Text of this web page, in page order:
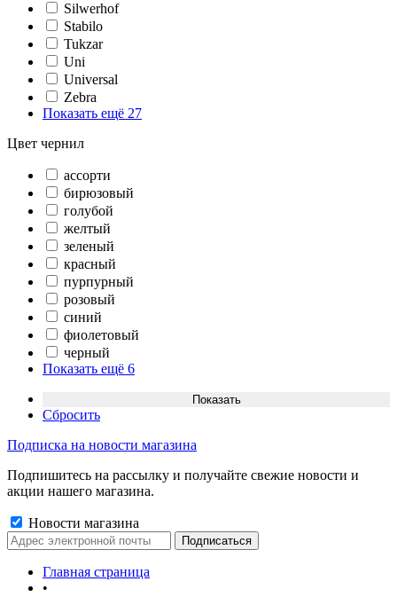
Silwerhof
Stabilo
Tukzar
Uni
Universal
Zebra
Показать ещё 27
Цвет чернил
ассорти
бирюзовый
голубой
желтый
зеленый
красный
пурпурный
розовый
синий
фиолетовый
черный
Показать ещё 6
Сбросить
Подписка на новости магазина
Подпишитесь на рассылку и получайте свежие новости и
акции нашего магазина.
Новости магазина
Главная страница
•